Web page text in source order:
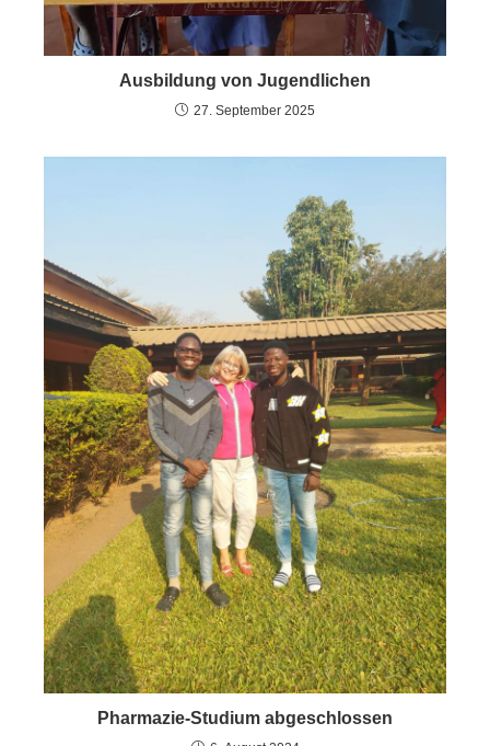
Ausbildung von Jugendlichen
27. September 2025
Pharmazie-Studium abgeschlossen